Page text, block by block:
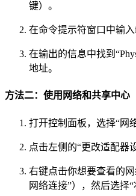
键）。
在命令提示符窗口中输入
在输出的信息中找到
地址。
方法二：使用网络和共享中心
打开控制面板，选择“网
点击左侧的“更改适配器
右键点击你想要查看的
网络连接”），然后选择“